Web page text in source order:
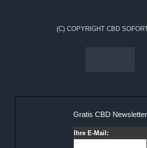
(C) COPYRIGHT CBD
Gratis CBD Newsletter
Ihre E-Mail: